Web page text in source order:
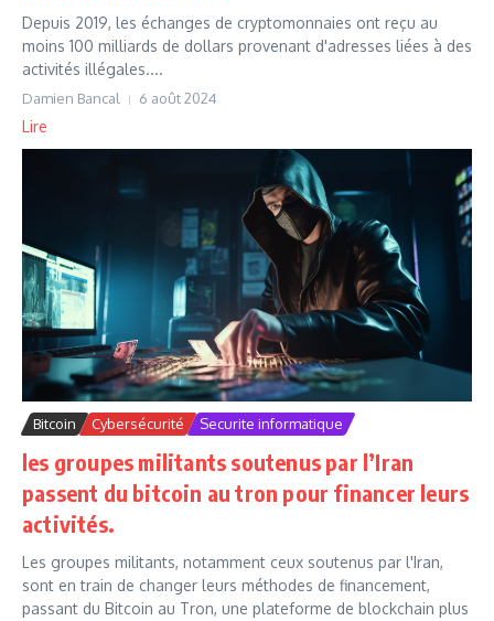
Depuis 2019, les échanges de cryptomonnaies ont reçu au
moins 100 milliards de dollars provenant d'adresses liées à des
activités illégales....
Damien Bancal 6 août 2024
Lire
Bitcoin Cybersécurité Securite informatique
les groupes militants soutenus par l’Iran
passent du bitcoin au tron pour financer leurs
activités.
Les groupes militants, notamment ceux soutenus par l'Iran,
sont en train de changer leurs méthodes de financement,
passant du Bitcoin au Tron, une plateforme de blockchain plus